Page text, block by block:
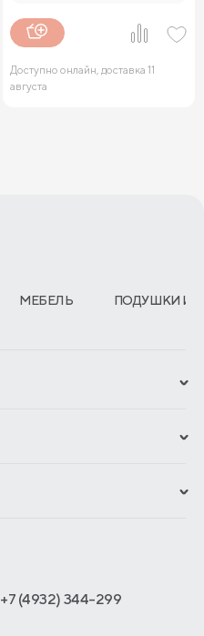
Доступно онлайн, доставка 11
августа
МЕБЕЛЬ ПОДУШКИ И
+7 (4932) 344-299